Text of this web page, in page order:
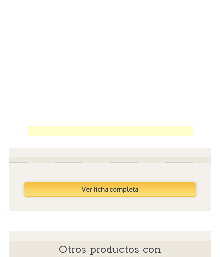
Ver ficha completa
Otros productos con